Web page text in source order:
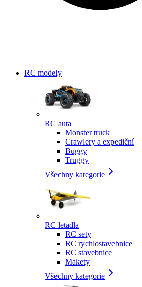
RC modely
RC auta
Monster truck
Crawlery a expediční
Buggy
Truggy
Všechny kategorie
RC letadla
RC sety
RC rychlostavebnice
RC stavebnice
Makety
Všechny kategorie